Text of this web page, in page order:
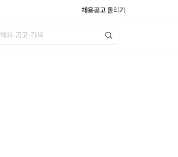
채용공고 올리기